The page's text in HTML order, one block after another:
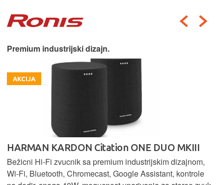
Premium industrijski dizajn.
AKCIJA
HARMAN KARDON Citation ONE DUO MKIII
Bežicni Hi-Fi zvucnik sa premium industrijskim dizajnom,
Wi-Fi, Bluetooth, Chromecast, Google Assistant, kontrole